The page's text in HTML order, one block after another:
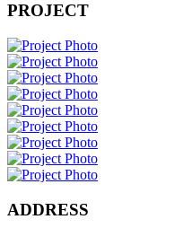
PROJECT
ADDRESS